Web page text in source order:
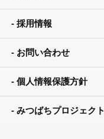
採用情報
お問い合わせ
個人情報保護方針
みつばちプロジェクト